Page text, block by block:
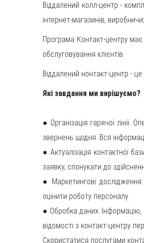
Віддалений колл-центр -
інтернет-магазинів,
Програма Контакт-центру має
обслуговування клієнтів.
Віддалений нонтакт-центр - це
Які завдання ми вирішуємо?
● Організація гарячої
звернень щодня. Вся
● Актуалізація контактної
заявку, спонукати до
● Маркетингові
оцінити роботу персоналу.
● Обробка даних. Інформацію,
відомості з контакт-центру
Скористатися послугами